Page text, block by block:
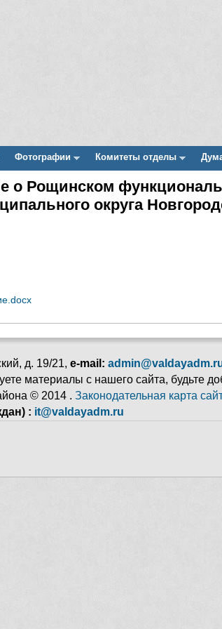
Фотографии Комитеты отделы
о Рощинском
округа
д. 19/21, e-mail:
материалы с нашего сайта, будьте
© 2014 . Законодательная карта
: it@valdayadm.ru